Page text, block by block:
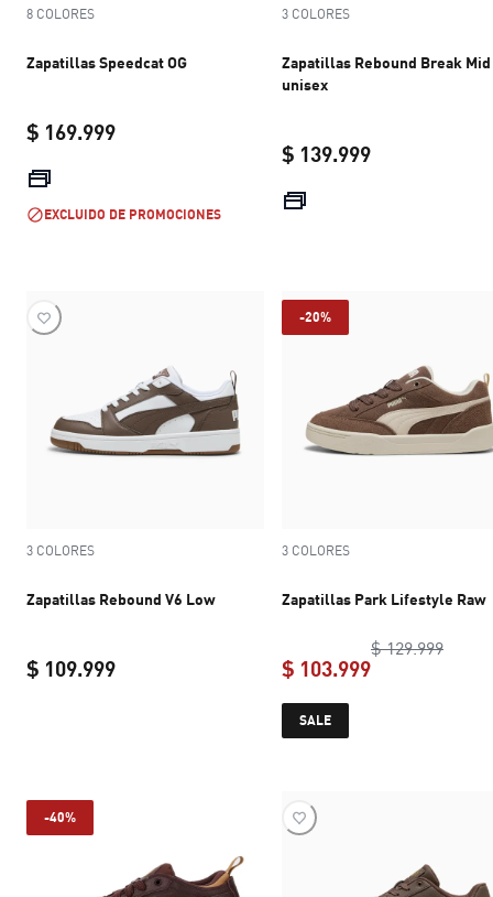
8 COLORES
Zapatillas Speedcat OG
$ 169.999
EXCLUIDO DE PROMOCIONES
3 COLORES
Zapatillas Rebound Break Mid
unisex
$ 139.999
3 COLORES
Zapatillas Rebound V6 Low
$ 109.999
current price $ 109.999
-20%
3 COLORES
Zapatillas Park Lifestyle Raw
$ 129.999
$ 103.999
SALE
-40%